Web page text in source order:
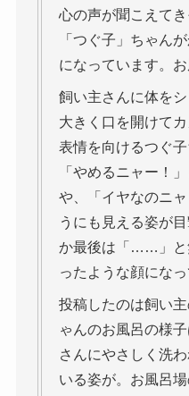
心の声が聞こえて
「つぐ子」ちゃん
になっています。
飼い主さんに体を
大きく口を開けて
表情を向けるつぐ
「やめるニャー！
や、「イヤなのニ
うにも見える姿が
か最後は「……」と
ったような顔にな
投稿したのは飼い
ゃんのお風呂の様
さんにやさしく洗
いる姿が。お風呂